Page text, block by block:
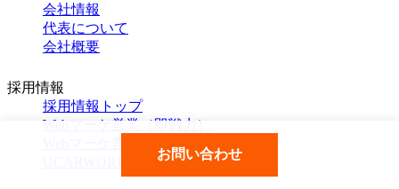
会社情報
代表について
会社概要
採用情報
採用情報トップ
Webマーケ営業（即戦力）
Webマーケ営業（第二新卒）
UCARWORLD営業
お問い合わせ